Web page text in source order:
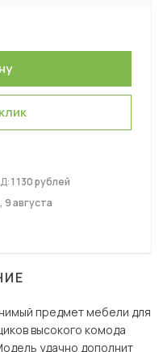
1 130 рублей
9 августа
предмет мебели для
высокого комода
удачно дополнит